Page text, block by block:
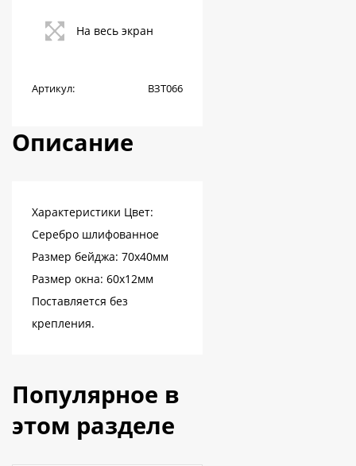
На весь экран
Артикул: ВЗТ066
Описание
Характеристики Цвет:
Серебро шлифованное
Размер бейджа: 70х40мм
Размер окна: 60х12мм
Поставляется без
крепления.
Популярное в
этом разделе